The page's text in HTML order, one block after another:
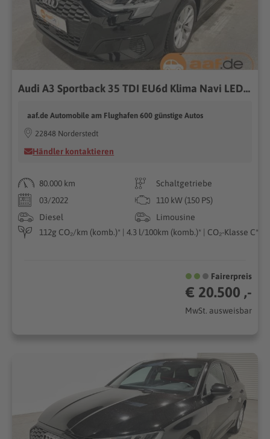
Audi A3 Sportback 35 TDI EU6d Klima Navi LED Virtual Cockp
aaf.de Automobile am Flughafen 600 günstige Autos
22848 Norderstedt
Händler kontaktieren
80.000 km
Schaltgetriebe
03/2022
110 kW (150 PS)
Diesel
Limousine
112g CO₂/km (komb.)* | 4.3 l/100km (komb.)* | CO₂-Klasse C*
Fairerpreis
€ 20.500 ,-
MwSt. ausweisbar